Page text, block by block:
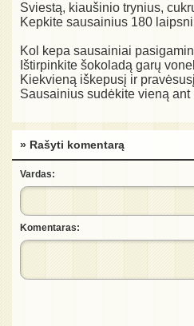
Sviestą, kiaušinio trynius,
Kepkite sausainius 180
Kol kepa sausainiai
Ištirpinkite šokoladą garų
Kiekvieną iškepusį ir
Sausainius sudėkite vieną
» Rašyti komentarą
Vardas:
Komentaras: